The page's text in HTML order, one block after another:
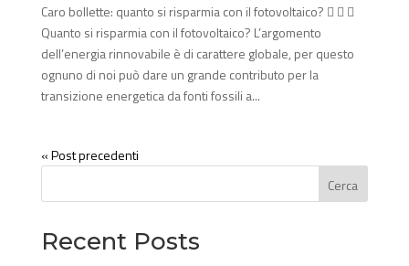
Caro bollette: quanto si risparmia con il fotovoltaico?   
Quanto si risparmia con il fotovoltaico? L’argomento
dell’energia rinnovabile è di carattere globale, per questo
ognuno di noi può dare un grande contributo per la
transizione energetica da fonti fossili a...
« Post precedenti
Cerca
Recent Posts